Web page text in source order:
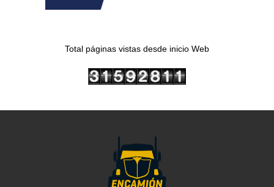
Total páginas vistas desde inicio Web